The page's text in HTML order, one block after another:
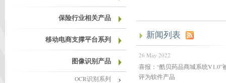
保险行业相关产品
移动电商支撑平台系列
图像识别产品
OCR识别系列
新闻列表
26 May 2022
喜报：“酷贝药品商城系统V1.0”
评为软件产品